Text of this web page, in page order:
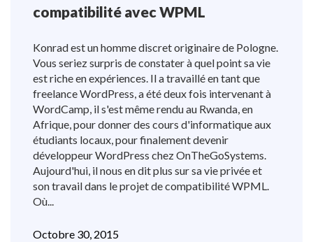
compatibilité avec WPML
Konrad est un homme discret originaire de Pologne.
Vous seriez surpris de constater à quel point sa vie
est riche en expériences. Il a travaillé en tant que
freelance WordPress, a été deux fois intervenant à
WordCamp, il s'est même rendu au Rwanda, en
Afrique, pour donner des cours d'informatique aux
étudiants locaux, pour finalement devenir
développeur WordPress chez OnTheGoSystems.
Aujourd'hui, il nous en dit plus sur sa vie privée et
son travail dans le projet de compatibilité WPML.
Où...
Octobre 30, 2015